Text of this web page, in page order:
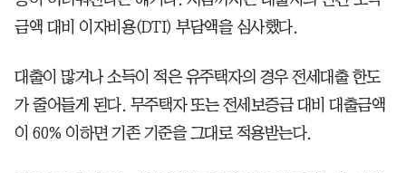
금액 대비 이자비용(DTI) 부담액을 심사했다.
대출이 많거나 소득이 적은 유주택자의 경우 전세대출 한도
가 줄어들게 된다. 무주택자 또는 전세보증금 대비 대출금액
이 60% 이하면 기존 기준을 그대로 적용받는다.